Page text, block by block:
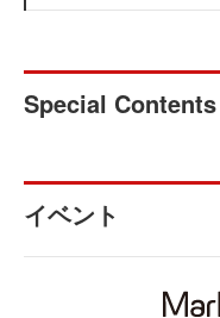
Special Contents
イベント